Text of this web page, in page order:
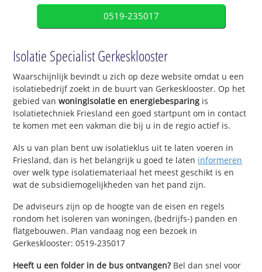
0519-235017
Isolatie Specialist Gerkesklooster
Waarschijnlijk bevindt u zich op deze website omdat u een
isolatiebedrijf zoekt in de buurt van Gerkesklooster. Op het
gebied vanwoningisolatie en energiebesparing is
Isolatietechniek Friesland een goed startpunt om in contact
te komen met een vakman die bij u in de regio actief is.
Als u van plan bent uw isolatieklus uit te laten voeren in
Friesland, dan is het belangrijk u goed te laten informeren
over welk type isolatiemateriaal het meest geschikt is en
wat de subsidiemogelijkheden van het pand zijn.
De adviseurs zijn op de hoogte van de eisen en regels
rondom het isoleren van woningen, (bedrijfs-) panden en
flatgebouwen. Plan vandaag nog een bezoek in
Gerkesklooster: 0519-235017
Heeft u een folder in de bus ontvangen?Bel dan snel voor